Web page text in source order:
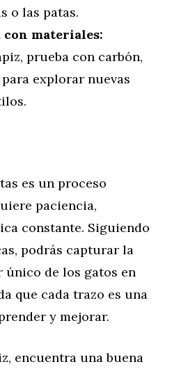
o las patas.
materiales:
prueba con carbón,
explorar nuevas
es un proceso
paciencia,
constante. Siguiendo
podrás capturar la
único de los gatos en
que cada trazo es una
y mejorar.
encuentra una buena